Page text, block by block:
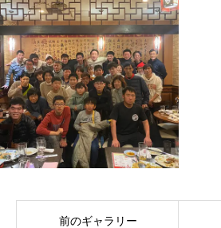
前のギャラリー